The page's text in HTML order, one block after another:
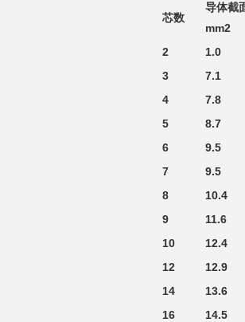
芯数
导体截
mm2
2
1.0
3
7.1
4
7.8
5
8.7
6
9.5
7
9.5
8
10.4
9
11.6
10
12.4
12
12.9
14
13.6
16
14.5